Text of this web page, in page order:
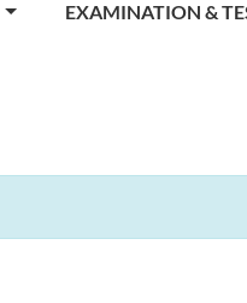
EXAMINATION &